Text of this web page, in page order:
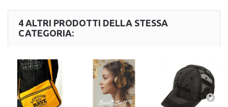
4 ALTRI PRODOTTI DELLA STESSA
CATEGORIA: